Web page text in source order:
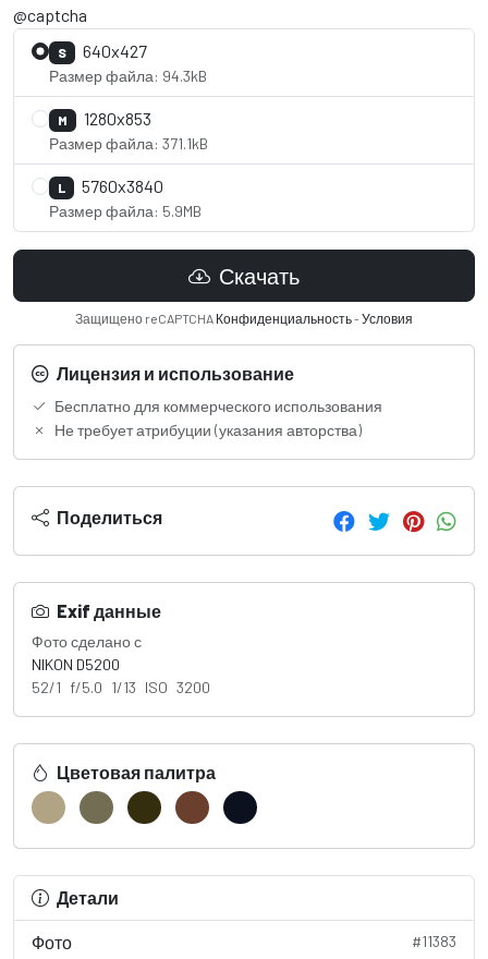
@captcha
S 640x427
Размер файла: 94.3kB
M 1280x853
Размер файла: 371.1kB
L 5760x3840
Размер файла: 5.9MB
Скачать
Защищено reCAPTCHA Конфиденциальность-Условия
Лицензия и использование
Бесплатно для коммерческого использования
Не требует атрибуции (указания авторства)
Поделиться
Exif данные
Фото сделано с
NIKON D5200
52/1 f/5.0 1/13 ISO 3200
Цветовая палитра
Детали
Фото #11383